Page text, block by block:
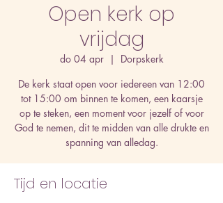
Open kerk op
vrijdag
do 04 apr
  |
Dorpskerk
De kerk staat open voor iedereen van 12:00
tot 15:00 om binnen te komen, een kaarsje
op te steken, een moment voor jezelf of voor
God te nemen, dit te midden van alle drukte en
spanning van alledag.
Tijd en locatie